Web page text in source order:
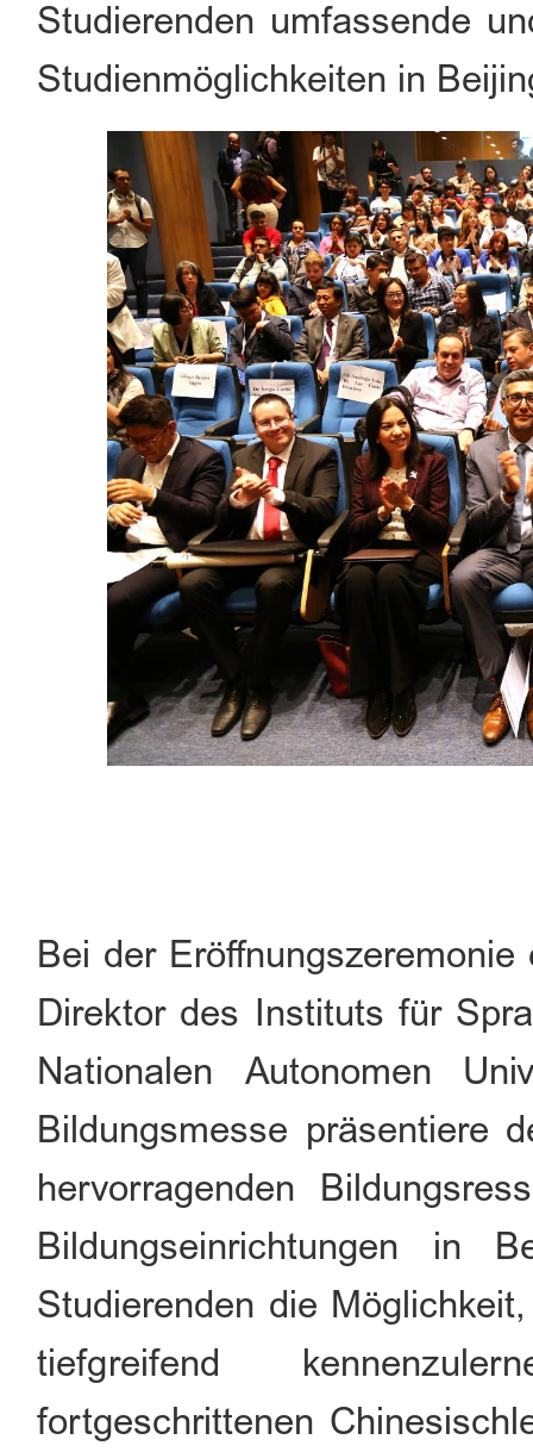
Studierenden umfassende
Studienmöglichkeiten in
Bei der
Direktor des Instituts für
Nationalen Autonomen
Bildungsmesse präsentiere
hervorragenden
Bildungseinrichtungen in
Studierenden die
tiefgreifend
fortgeschrittenen